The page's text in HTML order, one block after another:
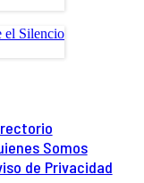
el Silencio
Somos
de Privacidad